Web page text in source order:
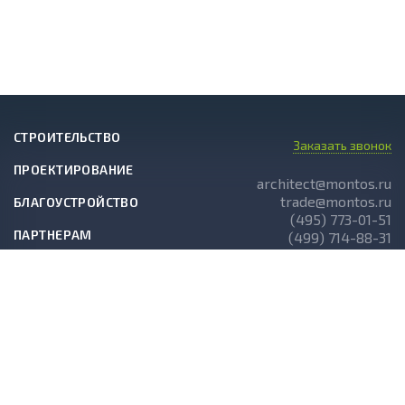
СТРОИТЕЛЬСТВО
ПРОЕКТИРОВАНИЕ
БЛАГОУСТРОЙСТВО
ПАРТНЕРАМ
Заказать звонок
architect@montos.ru
trade@montos.ru
(495) 773-01-51
(499) 714-88-31